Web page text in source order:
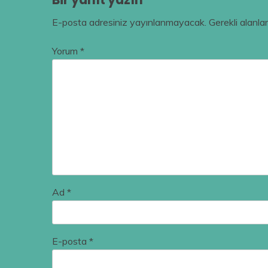
E-posta adresiniz yayınlanmayacak. Gerekli alanlar
Yorum *
Ad *
E-posta *